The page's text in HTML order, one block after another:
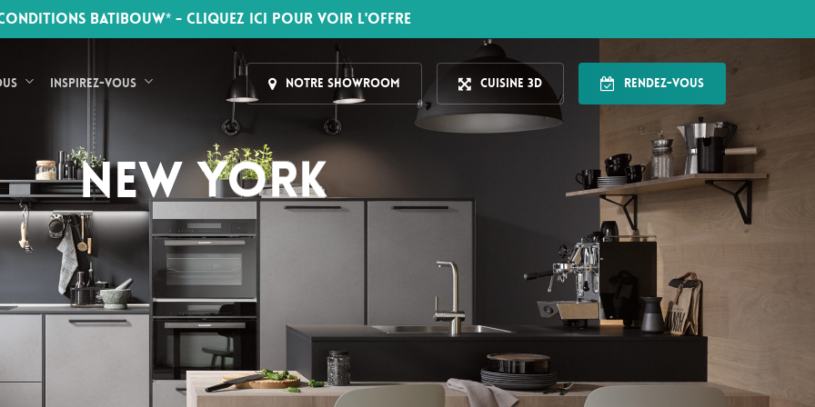
BATIBOUW* - CLIQUEZ ICI POUR VOIR L'OFFRE
Inspirez-vous Notre Showroom Cuisine 3D Rendez-vous
NEW YORK